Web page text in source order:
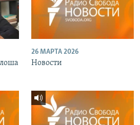
26 МАРТА 2026
Новости